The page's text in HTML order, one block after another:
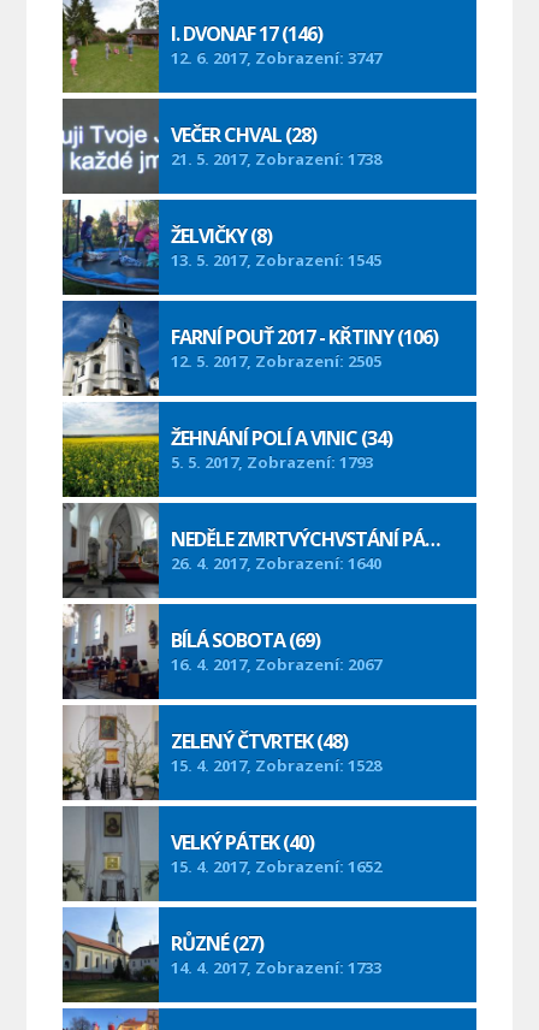
I. DVONAF 17 (146)
12. 6. 2017, Zobrazení: 3747
VEČER CHVAL (28)
21. 5. 2017, Zobrazení: 1738
ŽELVIČKY (8)
13. 5. 2017, Zobrazení: 1545
FARNÍ POUŤ 2017 - KŘTINY (106)
12. 5. 2017, Zobrazení: 2505
ŽEHNÁNÍ POLÍ A VINIC (34)
5. 5. 2017, Zobrazení: 1793
NEDĚLE ZMRTVÝCHVSTÁNÍ PÁNĚ (44)
26. 4. 2017, Zobrazení: 1640
BÍLÁ SOBOTA (69)
16. 4. 2017, Zobrazení: 2067
ZELENÝ ČTVRTEK (48)
15. 4. 2017, Zobrazení: 1528
VELKÝ PÁTEK (40)
15. 4. 2017, Zobrazení: 1652
RŮZNÉ (27)
14. 4. 2017, Zobrazení: 1733